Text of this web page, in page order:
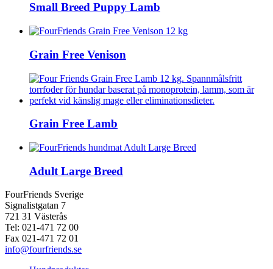
Small Breed Puppy Lamb
Grain Free Venison
Grain Free Lamb
Adult Large Breed
FourFriends Sverige
Signalistgatan 7
721 31 Västerås
Tel: 021-471 72 00
Fax 021-471 72 01
info@fourfriends.se